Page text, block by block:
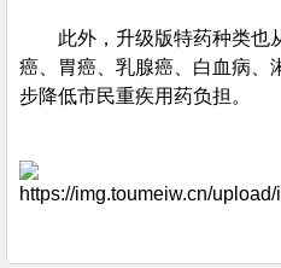
此外，升级版特药种类也
癌、胃癌、乳腺癌、白血病、
步降低市民重疾用药负担。